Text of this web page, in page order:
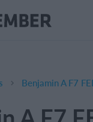
Benjamin A F7